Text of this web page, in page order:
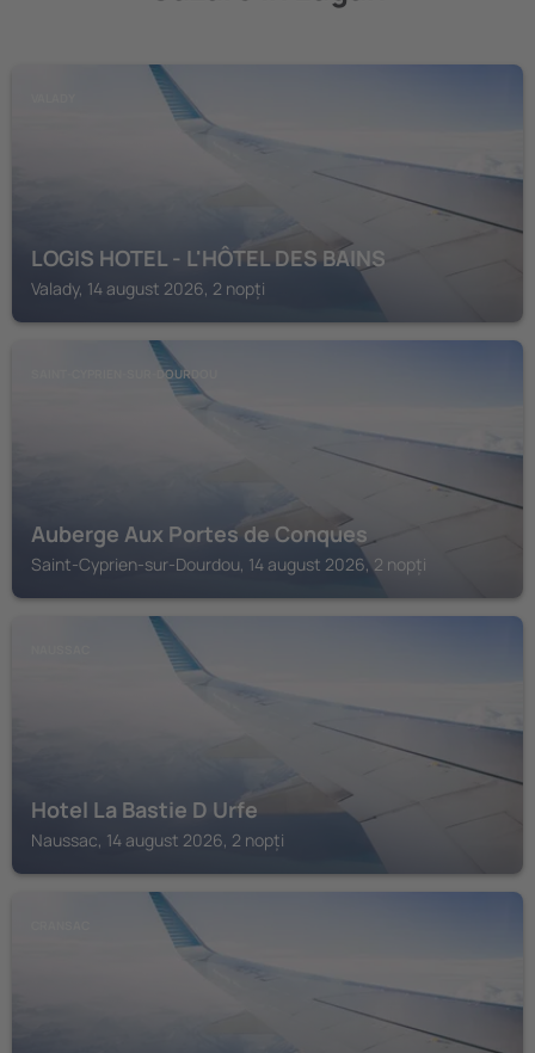
LOGIS HOTEL - L'HÔTEL DES BAINS
Valady, 14 august 2026, 2 nopți
SAINT-CYPRIEN-SUR-DOURDOU
Auberge Aux Portes de Conques
Saint-Cyprien-sur-Dourdou, 14 august 2026, 2 nopți
Hotel La Bastie D Urfe
Naussac, 14 august 2026, 2 nopți